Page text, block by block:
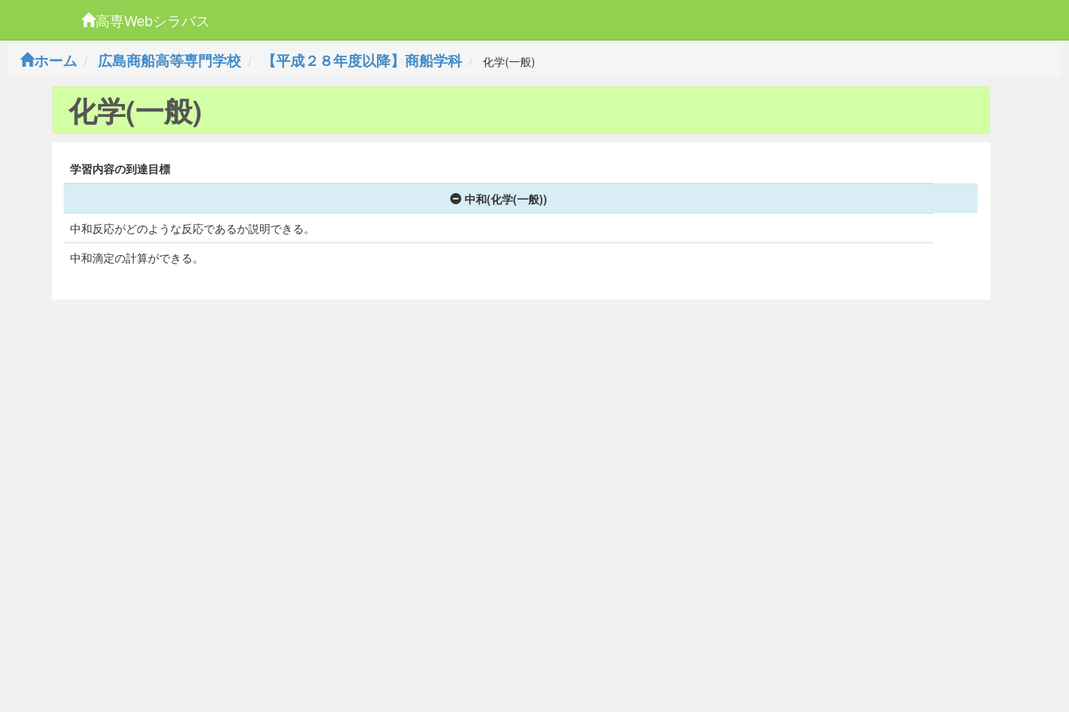
高専Webシラバス
ホーム
広島商船高等専門学校 【平成２８年度以降】商船学科 化学(一般)
化学(一般)
学習内容の到達目標
中和(化学(一般))
中和反応がどのような反応であるか説明できる。
中和滴定の計算ができる。